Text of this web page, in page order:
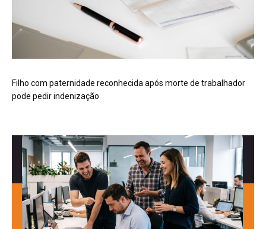
Filho com paternidade reconhecida após morte de trabalhador
pode pedir indenização